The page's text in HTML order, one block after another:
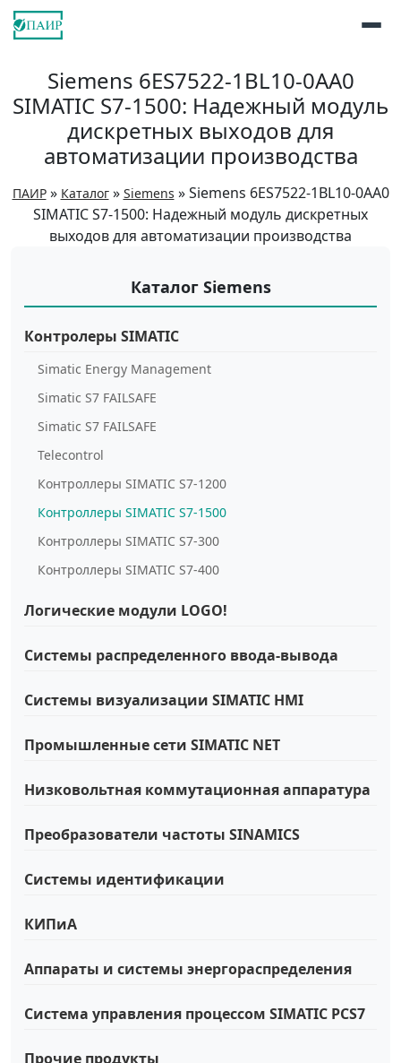
Siemens 6ES7522-1BL10-0AA0
SIMATIC S7-1500: Надежный модуль
дискретных выходов для
автоматизации производства
ПАИР» Каталог» Siemens »Siemens 6ES7522-1BL10-0AA0
SIMATIC S7-1500: Надежный модуль дискретных
выходов для автоматизации производства
Каталог Siemens
Контролеры SIMATIC
Simatic Energy Management
Simatic S7 FAILSAFE
Simatic S7 FAILSAFE
Telecontrol
Контроллеры SIMATIC S7-1200
Контроллеры SIMATIC S7-1500
Контроллеры SIMATIC S7-300
Контроллеры SIMATIC S7-400
Логические модули LOGO!
Системы распределенного ввода-вывода
Системы визуализации SIMATIC HMI
Промышленные сети SIMATIC NET
Низковольтная коммутационная аппаратура
Преобразователи частоты SINAMICS
Системы идентификации
КИПиА
Аппараты и системы энергораспределения
Система управления процессом SIMATIC PCS7
Прочие продукты